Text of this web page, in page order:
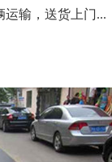
输，送货上门...